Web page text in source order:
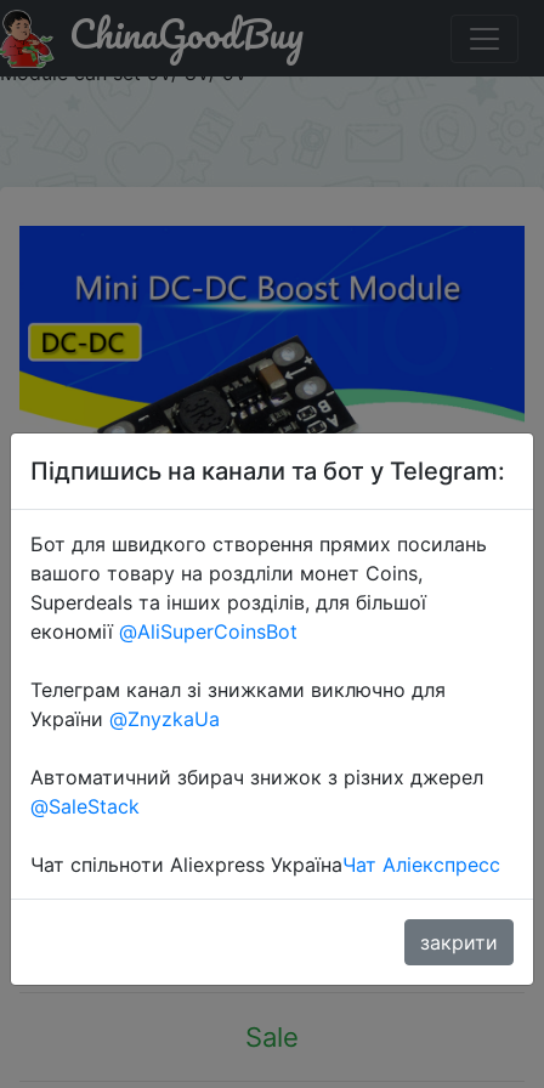
Акція на Mini DC-DC Boost Step Up Converter 3V 3.2V
3.3V 3.7V 5V 9V to 12V Voltage Regulator PCB Board
Module can set 5V/ 8V/ 9V
ChinaGoodBuy
2025-02-22
Converter 3V 3.2V 3.3V 3.7V 5V 9V
to 12V Voltage Regulator PCB Board
Module can set 5V/ 8V/ 9V
Sale
Підпишись на канали та бот у Telegram:
Бот для швидкого створення прямих посилань
вашого товару на роздліли монет Coins,
Superdeals та інших розділів, для більшої
економії @AliSuperCoinsBot
Телеграм канал зі знижками виключно для
України @ZnyzkaUa
Автоматичний збирач знижок з різних джерел
@SaleStack
Чат спільноти Aliexpress УкраїнаЧат Аліекспресс
закрити